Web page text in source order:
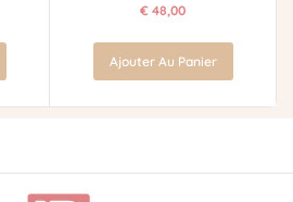
€ 48,00
Ajouter Au Panier